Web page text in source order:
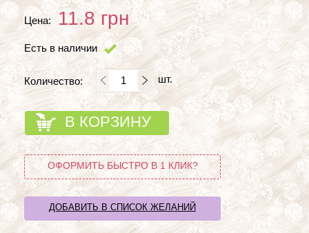
Цена: 11.8грн
Есть в наличии
Количество: шт.
В КОРЗИНУ
ОФОРМИТЬ БЫСТРО В 1 КЛИК?
ДОБАВИТЬ В СПИСОК ЖЕЛАНИЙ